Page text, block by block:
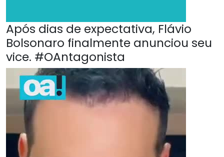
Após dias de expectativa, Flávio
Bolsonaro finalmente anunciou seu
vice. #OAntagonista